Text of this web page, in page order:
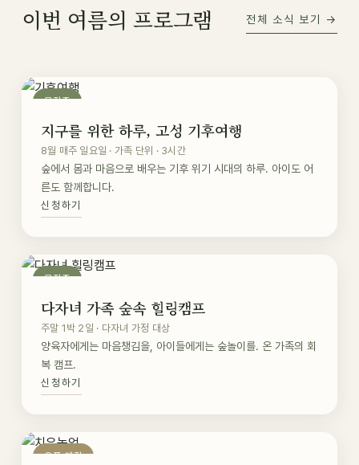
이번 여름의 프로그램 전체 소식 보기 →
모집중
지구를 위한 하루, 고성 기후여행
8월 매주 일요일 · 가족 단위 · 3시간
숲에서 몸과 마음으로 배우는 기후 위기 시대의 하루. 아이도 어
른도 함께합니다.
신청하기
모집중
다자녀 가족 숲속 힐링캠프
주말 1박 2일 · 다자녀 가정 대상
양육자에게는 마음챙김을, 아이들에게는 숲놀이를. 온 가족의 회
복 캠프.
신청하기
오픈 예정